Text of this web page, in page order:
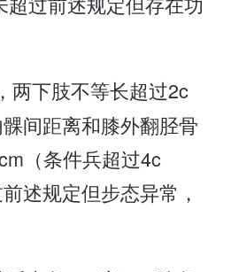
两下肢不等长超过2c
间距离和膝外翻胫骨
（条件兵超过4c
述规定但步态异常，